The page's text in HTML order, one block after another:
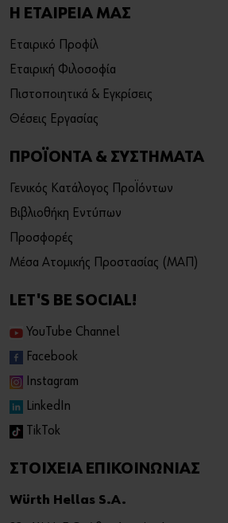
Η ΕΤΑΙΡΕΙΑ ΜΑΣ
Εταιρικό Προφίλ
Εταιρική Φιλοσοφία
Πιστοποιητικά & Εγκρίσεις
Θέσεις Εργασίας
ΠΡΟΪΟΝΤΑ & ΣΥΣΤΗΜΑΤΑ
Γενικός Κατάλογος Προϊόντων
Βιβλιοθήκη Εντύπων
Προσφορές
Μέσα Ατομικής Προστασίας (ΜΑΠ)
LET'S BE SOCIAL!
YouTube Channel
Facebook
Instagram
LinkedIn
TikTok
ΣΤΟΙΧΕΙΑ ΕΠΙΚΟΙΝΩΝΙΑΣ
Würth Hellas S.A.